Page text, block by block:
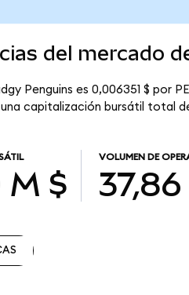
del mercado
Penguins es 0,006351 $ por
una capitalización bursátil total
M $
VOLUMEN DE